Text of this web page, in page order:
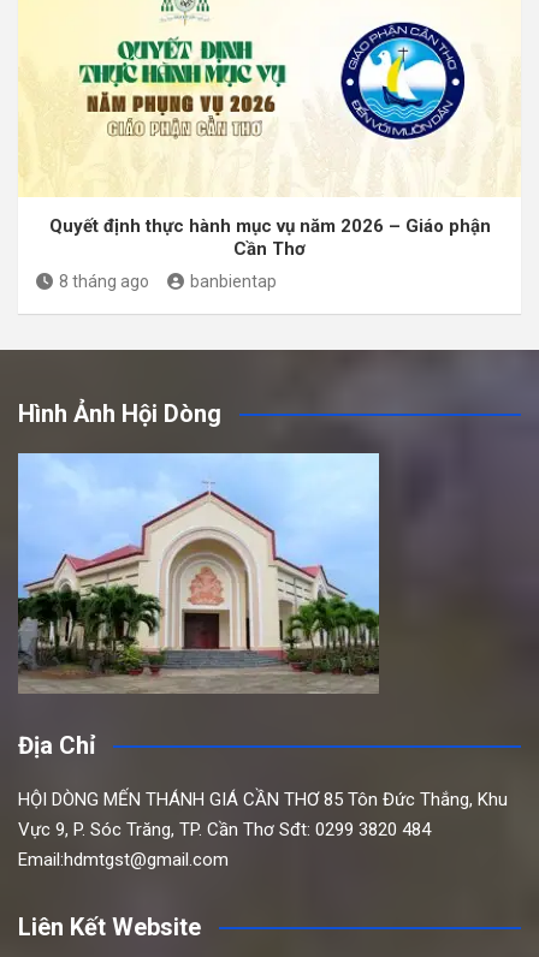
Quyết định thực hành mục vụ năm 2026 – Giáo phận
Cần Thơ
8 tháng ago banbientap
Hình Ảnh Hội Dòng
Địa Chỉ
HỘI DÒNG MẾN THÁNH GIÁ CẦN THƠ 85 Tôn Đức Thắng, Khu
Vực 9, P. Sóc Trăng, TP. Cần Thơ Sđt: 0299 3820 484
Email:hdmtgst@gmail.com
Liên Kết Website